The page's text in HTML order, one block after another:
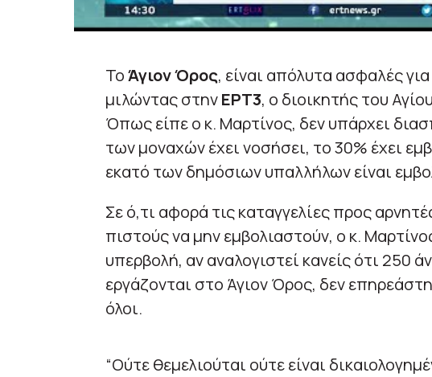
ΤοΆγιον Όρος, είναι απόλυτα ασφαλές
μιλώντας στηνΕΡΤ3, ο διοικητής του
Όπως είπε ο κ. Μαρτίνος, δεν υπάρχει
των μοναχών έχει νοσήσει, το 30% έχει
εκατό των δημόσιων υπαλλήλων είναι
Σε ό,τι αφορά τις καταγγελίες προς
πιστούς να μην εμβολιαστούν, ο κ.
υπερβολή, αν αναλογιστεί κανείς ότι 250
εργάζονται στο Άγιον Όρος, δεν
όλοι.
“Ούτε θεμελιούται ούτε είναι